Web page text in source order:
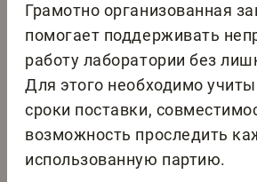
Грамотно организованная
помогает поддерживать
работу лаборатории без
Для этого необходимо
сроки поставки,
возможность проследить
использованную партию.